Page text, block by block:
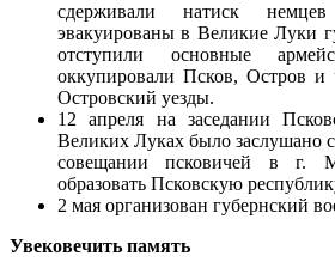
сдерживали натиск
эвакуированы в Великие Луки
отступили основные
оккупировали Псков, Остров и
Островский уезды.
12 апреля на заседании
Великих Луках было заслушано
совещании псковичей в г.
образовать Псковскую
2 мая организован губернский
Увековечить память